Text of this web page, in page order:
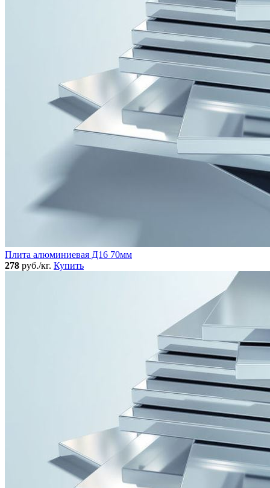
Плита алюминиевая Д16 70мм
278 руб./кг. Купить